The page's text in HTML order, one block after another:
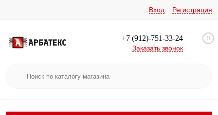
Вход Регистрация
+7 (912)-751-33-24
Заказать звонок
0